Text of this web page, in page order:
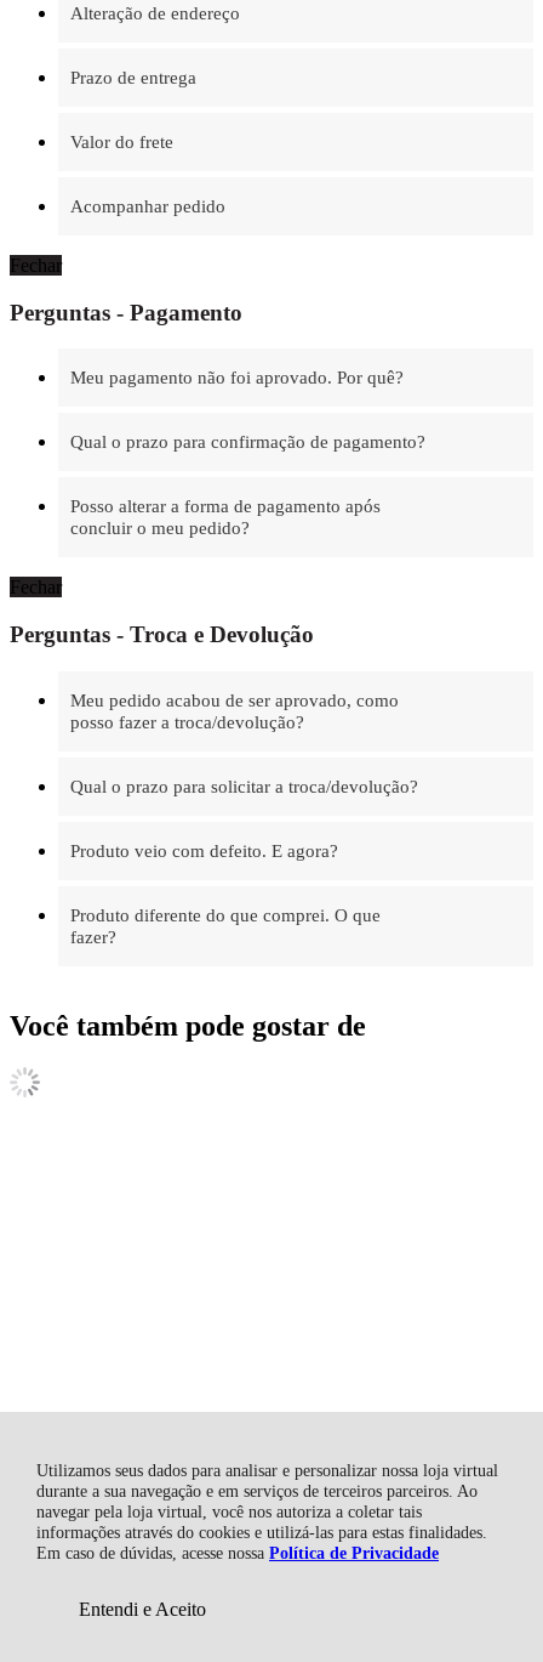
Utilizamos seus dados para analisar e personalizar nossa loja virtual
durante a sua navegação e em serviços de terceiros parceiros. Ao
navegar pela loja virtual, você nos autoriza a coletar tais
informações através do cookies e utilizá-las para estas finalidades.
Em caso de dúvidas, acesse nossa Política de Privacidade
Entendi e Aceito
Alteração de endereço
Prazo de entrega
Valor do frete
Acompanhar pedido
Fechar
Perguntas - Pagamento
Meu pagamento não foi aprovado. Por quê?
Qual o prazo para confirmação de pagamento?
Posso alterar a forma de pagamento após
concluir o meu pedido?
Fechar
Perguntas - Troca e Devolução
Meu pedido acabou de ser aprovado, como
posso fazer a troca/devolução?
Qual o prazo para solicitar a troca/devolução?
Produto veio com defeito. E agora?
Produto diferente do que comprei. O que
fazer?
Você também pode gostar de